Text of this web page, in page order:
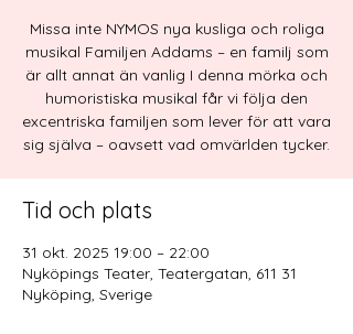
Missa inte NYMOS nya kusliga och roliga
musikal Familjen Addams – en familj som
är allt annat än vanlig I denna mörka och
humoristiska musikal får vi följa den
excentriska familjen som lever för att vara
sig själva – oavsett vad omvärlden tycker.
Tid och plats
31 okt. 2025 19:00 – 22:00
Nyköpings Teater, Teatergatan, 611 31
Nyköping, Sverige